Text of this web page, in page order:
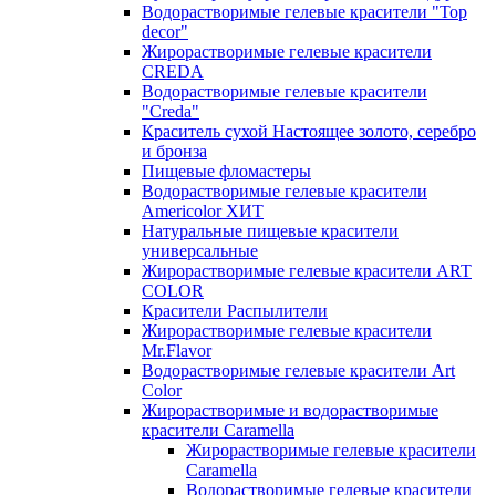
Водорастворимые гелевые красители "Top
decor"
Жирорастворимые гелевые красители
CREDA
Водорастворимые гелевые красители
"Creda"
Краситель сухой Настоящее золото, серебро
и бронза
Пищевые фломастеры
Водорастворимые гелевые красители
Americolor ХИТ
Натуральные пищевые красители
универсальные
Жирорастворимые гелевые красители ART
COLOR
Красители Распылители
Жирорастворимые гелевые красители
Mr.Flavor
Водорастворимые гелевые красители Art
Color
Жирорастворимые и водорастворимые
красители Caramella
Жирорастворимые гелевые красители
Caramella
Водорастворимые гелевые красители